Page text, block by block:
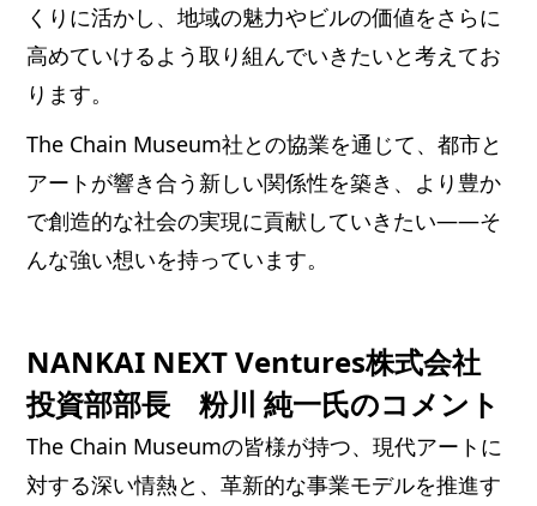
くりに活かし、地域の魅力やビルの価値をさらに
高めていけるよう取り組んでいきたいと考えてお
ります。
The Chain Museum社との協業を通じて、都市と
アートが響き合う新しい関係性を築き、より豊か
で創造的な社会の実現に貢献していきたい――そ
んな強い想いを持っています。
NANKAI NEXT Ventures株式会社
投資部部長 粉川 純一氏のコメント
The Chain Museumの皆様が持つ、現代アートに
対する深い情熱と、革新的な事業モデルを推進す